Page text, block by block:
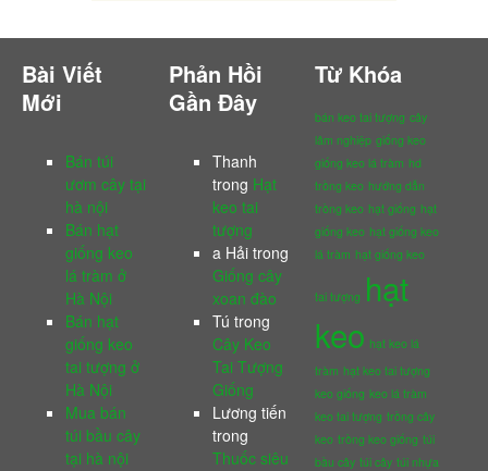
Bài Viết
Mới
Bán túi
ươm cây tại
hà nội
Bán hạt
giống keo
lá tràm ở
Hà Nội
Bán hạt
giống keo
tai tượng ở
Hà Nội
Mua bán
túi bầu cây
tại hà nội
Phản Hồi
Gần Đây
Thanh
trong Hạt
keo tai
tượng
a Hảitrong
Giống cây
xoan đào
Tú trong
Cây Keo
Tai Tượng
Giống
Lương tiến
trong
Thuốc siêu
Từ Khóa
bán keo tai tượng cây
lâm nghiệp giống keo
giống keo lá tràm hd
trồng keo hướng dẫn
trồng keo hạt giống hạt
giống keo hạt giống keo
lá tràm hạt giống keo
tai tượng hạt
keo hạt keo lá
tràm hạt keo tai tượng
keo giống keo lá tràm
keo tai tượng trồng cây
keo trồng keo giống túi
bầu cây túi cây túi nhựa